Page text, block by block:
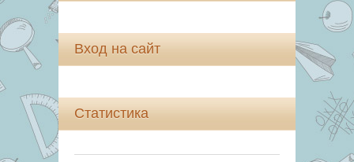
Вход на сайт
Статистика